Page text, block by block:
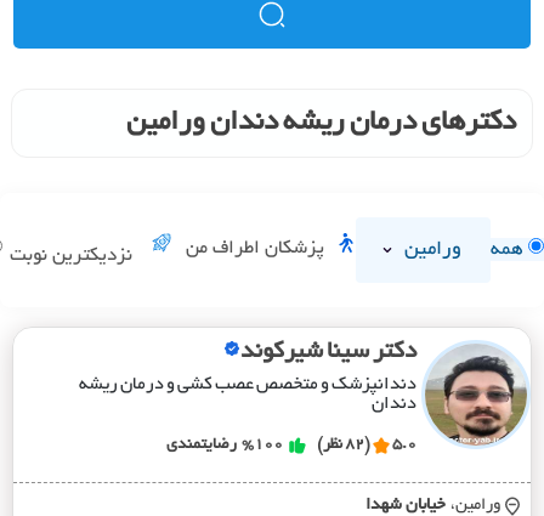
دکترهای درمان ریشه دندان ورامین
همه ورامین پزشکان اطراف من نزدیکترین نوبت
دکتر سینا شیرکوند
دندانپزشک و متخصص عصب کشی و درمان ریشه
دندان
5.0 (82 نظر) %100 رضایتمندی
ورامین، خيابان شهدا